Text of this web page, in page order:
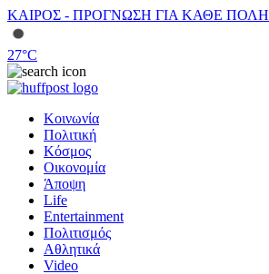
ΚΑΙΡΟΣ - ΠΡΟΓΝΩΣΗ ΓΙΑ ΚΑΘΕ ΠΟΛΗ
27°C
Κοινωνία
Πολιτική
Κόσμος
Οικονομία
Άποψη
Life
Entertainment
Πολιτισμός
Αθλητικά
Video